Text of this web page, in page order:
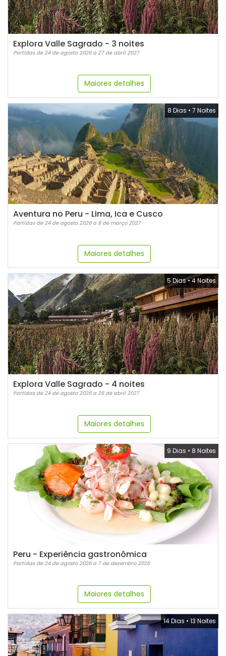
Explora Valle Sagrado - 3 noites
Partidas de 24 de agosto 2026 a 27 de abril 2027
Maiores detalhes
8 Dias • 7 Noites
Aventura no Peru - Lima, Ica e Cusco
Partidas de 24 de agosto 2026 a 8 de março 2027
Maiores detalhes
5 Dias•4 Noites
Explora Valle Sagrado - 4 noites
Partidas de 24 de agosto 2026 a 26 de abril 2027
Maiores detalhes
9 Dias • 8 Noites
Peru - Experiência gastronômica
Partidas de 24 de agosto 2026 a 7 de dezembro 2026
Maiores detalhes
14 Dias • 13 Noites